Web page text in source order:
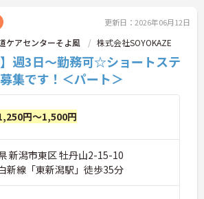
更新日：2026年06月12日
ケアセンターそよ風 株式会社SOYOKAZE
】週3日～勤務可☆ショートステ
集です！＜パート＞
円～1,500円
新潟市東区 牡丹山2-15-10
新線「東新潟駅」徒歩35分